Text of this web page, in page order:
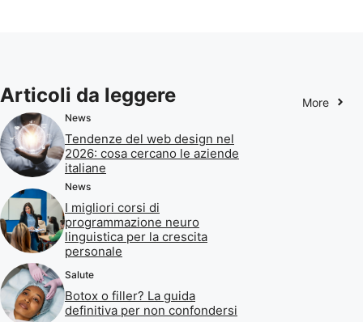
Articoli da leggere More
News
Tendenze del web design nel
2026: cosa cercano le aziende
italiane
News
I migliori corsi di
programmazione neuro
linguistica per la crescita
personale
Salute
Botox o filler? La guida
definitiva per non confondersi